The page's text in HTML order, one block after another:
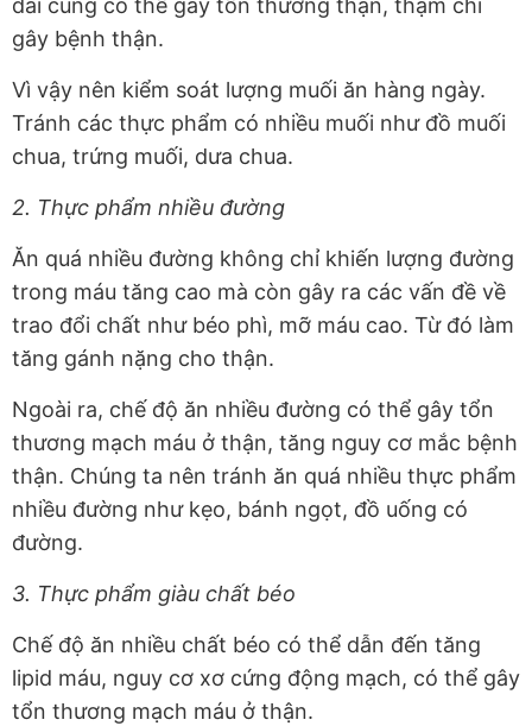
dài cũng có thể gây tổn thương thận, thậm chí
gây bệnh thận.
Vì vậy nên kiểm soát lượng muối ăn hàng ngày.
Tránh các thực phẩm có nhiều muối như đồ muối
chua, trứng muối, dưa chua.
2. Thực phẩm nhiều đường
Ăn quá nhiều đường không chỉ khiến lượng đường
trong máu tăng cao mà còn gây ra các vấn đề về
trao đổi chất như béo phì, mỡ máu cao. Từ đó làm
tăng gánh nặng cho thận.
Ngoài ra, chế độ ăn nhiều đường có thể gây tổn
thương mạch máu ở thận, tăng nguy cơ mắc bệnh
thận. Chúng ta nên tránh ăn quá nhiều thực phẩm
nhiều đường như kẹo, bánh ngọt, đồ uống có
đường.
3. Thực phẩm giàu chất béo
Chế độ ăn nhiều chất béo có thể dẫn đến tăng
lipid máu, nguy cơ xơ cứng động mạch, có thể gây
tổn thương mạch máu ở thận.